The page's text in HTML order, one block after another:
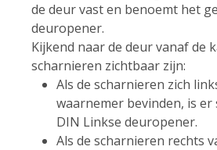
de deur vast en benoemt het
deuropener.
Kijkend naar de deur vanaf de
scharnieren zichtbaar zijn:
Als de scharnieren zich
waarnemer bevinden, is er
DIN Linkse deuropener.
Als de scharnieren rechts